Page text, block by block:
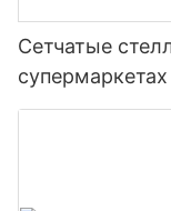
Сетчатые
продуктовых